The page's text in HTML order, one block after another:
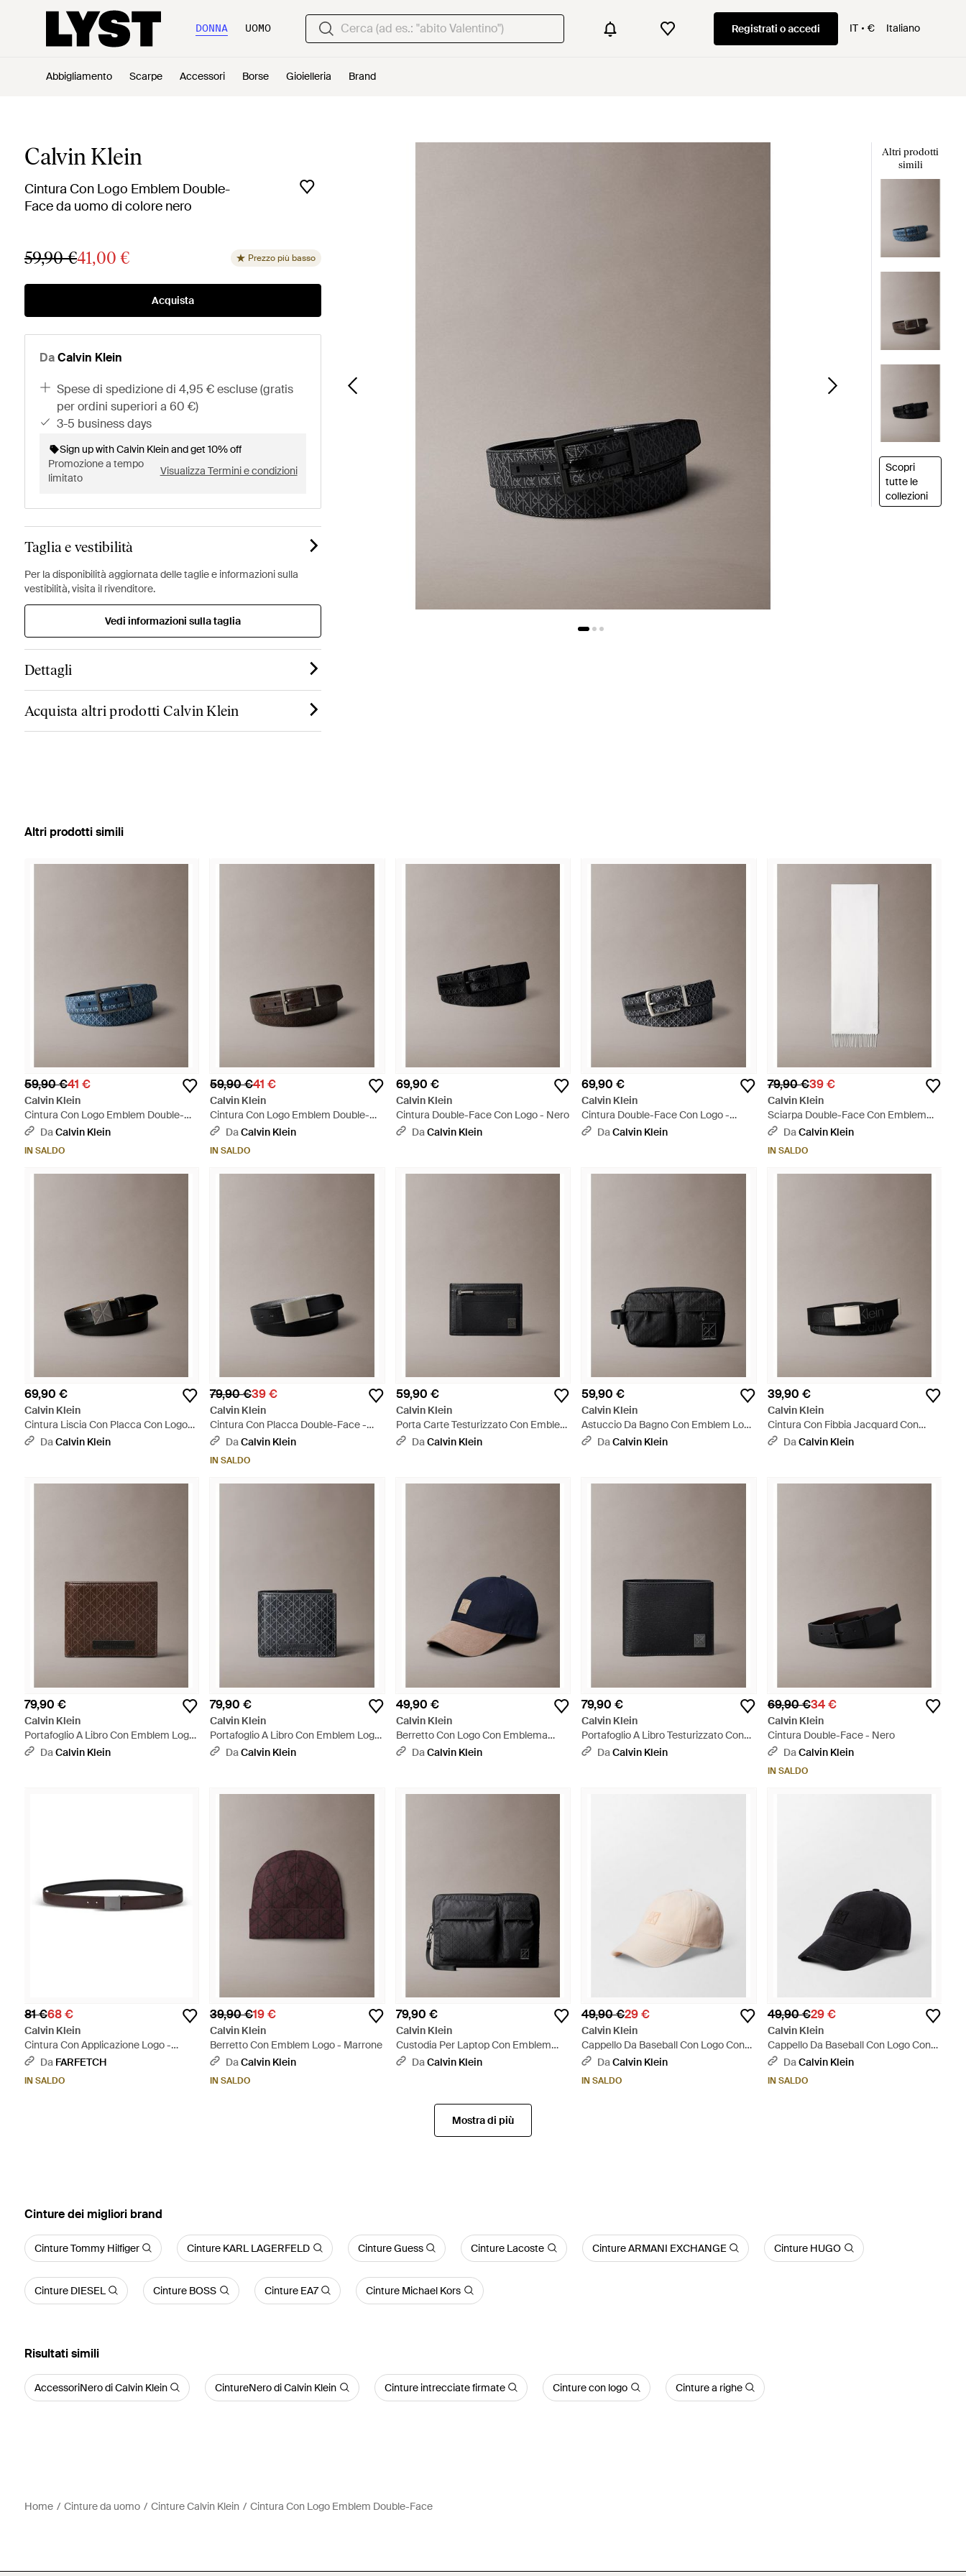
DONNA UOMO Registrati o accedi IT € Italiano
Abbigliamento Scarpe Accessori Borse Gioielleria Brand
Calvin Klein
Cintura Con Logo Emblem Double-
Face da uomo di colore nero
59,90 €41,00 € Prezzo più basso
Acquista
Da Calvin Klein
spese di spedizione di 4,95 € escluse (gratis
per ordini superiori a 60 €)
3-5 business days
Sign up with Calvin Klein and get 10% off
Promozione a tempo
limitato
Visualizza Termini e condizioni
Taglia e vestibilità
Per la disponibilità aggiornata delle taglie e informazioni sulla
vestibilità, visita il rivenditore.
Vedi informazioni sulla taglia
Dettagli
Acquista altri prodotti Calvin Klein
Altri prodotti
simili
Scopri
tutte le
collezioni
Altri prodotti simili
59,90 €41 €
Calvin Klein
Cintura Con Logo Emblem Double-
Face - Blu
DaCalvin Klein
IN SALDO
59,90 €41 €
Calvin Klein
Cintura Con Logo Emblem Double-
Face - Multicolore
DaCalvin Klein
IN SALDO
69,90 €
Calvin Klein
Cintura Double-Face Con Logo - Nero
DaCalvin Klein
69,90 €
Calvin Klein
Cintura Double-Face Con Logo -
Grigio
DaCalvin Klein
79,90 €39 €
Calvin Klein
Sciarpa Double-Face Con Emblem
Logo Bicolore - Bianco
DaCalvin Klein
IN SALDO
69,90 €
Calvin Klein
Cintura Liscia Con Placca Con Logo
Con Emblema - Multicolore
DaCalvin Klein
79,90 €39 €
Calvin Klein
Cintura Con Placca Double-Face -
Multicolore
DaCalvin Klein
IN SALDO
59,90 €
Calvin Klein
Porta Carte Testurizzato Con Emblem
Logo - Nero
DaCalvin Klein
59,90 €
Calvin Klein
Astuccio Da Bagno Con Emblem Logo
Jacquard All-Over - Nero
DaCalvin Klein
39,90 €
Calvin Klein
Cintura Con Fibbia Jacquard Con
Logo - Nero
DaCalvin Klein
79,90 €
Calvin Klein
Portafoglio A Libro Con Emblem Logo
All-Over E Pochette Portamonete -
DaCalvin Klein
79,90 €
Calvin Klein
Portafoglio A Libro Con Emblem Logo
All-Over E Pochette Portamonete -
DaCalvin Klein
49,90 €
Calvin Klein
Berretto Con Logo Con Emblema
Colour-Block - Blu
DaCalvin Klein
79,90 €
Calvin Klein
Portafoglio A Libro Testurizzato Con
Emblem Logo - Grigio
DaCalvin Klein
69,90 €34 €
Calvin Klein
Cintura Double-Face - Nero
DaCalvin Klein
IN SALDO
81 €68 €
Calvin Klein
Cintura Con Applicazione Logo -
Bianco
Da FARFETCH
IN SALDO
39,90 €19 €
Calvin Klein
Berretto Con Emblem Logo - Marrone
DaCalvin Klein
IN SALDO
79,90 €
Calvin Klein
Custodia Per Laptop Con Emblem
Logo Jacquard All-Over - Grigio
DaCalvin Klein
49,90 €29 €
Calvin Klein
Cappello Da Baseball Con Logo Con
Emblema - Neutro
DaCalvin Klein
IN SALDO
49,90 €29 €
Calvin Klein
Cappello Da Baseball Con Logo Con
Emblema - Nero
DaCalvin Klein
IN SALDO
Mostra di più
‪Cinture‬ dei migliori brand
Cinture Tommy Hilfiger Cinture KARL LAGERFELD Cinture Guess Cinture Lacoste Cinture ARMANI EXCHANGE Cinture HUGO
Cinture DIESEL Cinture BOSS Cinture EA7 Cinture Michael Kors
Risultati simili
AccessoriNero di Calvin Klein CintureNero di Calvin Klein Cinture intrecciate firmate Cinture con logo Cinture a righe
Home Cinture da uomo Cinture Calvin Klein Cintura Con Logo Emblem Double-Face